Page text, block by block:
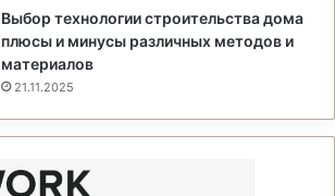
Выбор технологии строительства дома
плюсы и минусы различных методов и
материалов
21.11.2025